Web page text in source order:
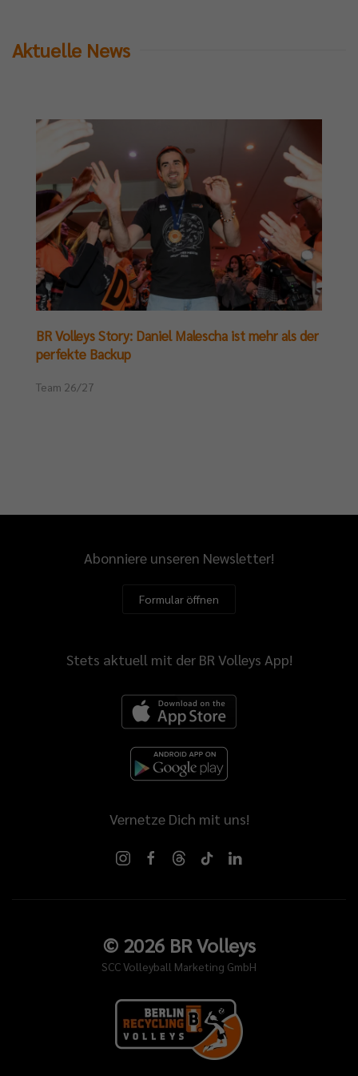
Aktuelle News
BR Volleys Story: Daniel Malescha ist mehr als der
perfekte Backup
Team 26/27
Abonniere unseren Newsletter!
Formular öffnen
Stets aktuell mit der BR Volleys App!
Vernetze Dich mit uns!
© 2026BR Volleys
SCC Volleyball Marketing GmbH